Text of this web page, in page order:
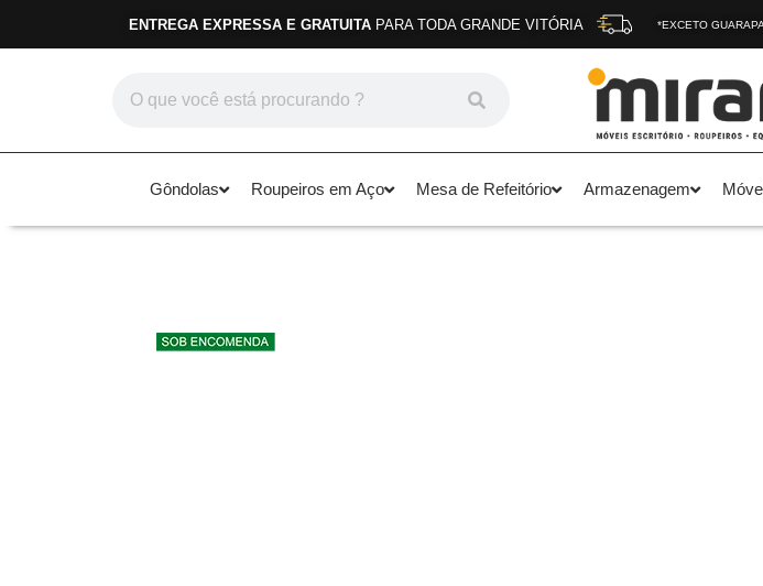
ENTREGA EXPRESSA E GRATUITA PARA TODA GRANDE VITÓRIA *EXCETO
Gôndolas Roupeiros em Aço Mesa de Refeitório Armazenagem